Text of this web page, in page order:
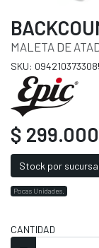
MALETA DE
SKU:
$ 299.000
Stock por sucursal
Pocas Unidades.
CANTIDAD